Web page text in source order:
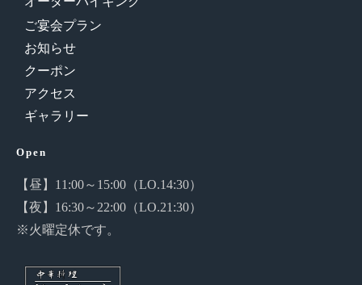
ご宴会プラン
お知らせ
クーポン
アクセス
ギャラリー
Open
【昼】11:00～15:00（LO.14:30）
【夜】16:30～22:00（LO.21:30）
※火曜定休です。